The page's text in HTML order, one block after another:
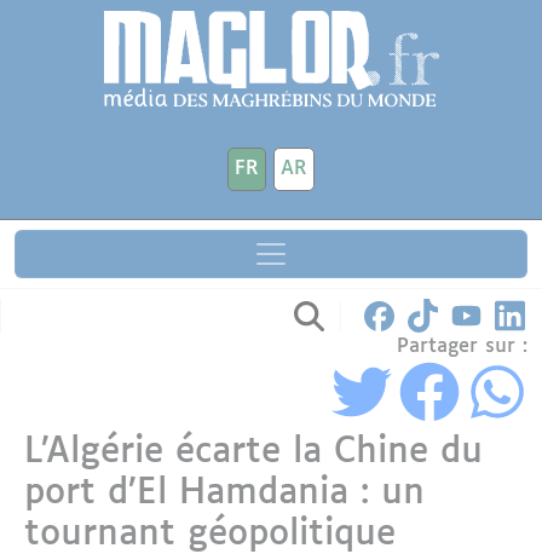
Aller au contenu principal
FR AR
Partager sur :
L’Algérie écarte la Chine du
port d’El Hamdania : un
tournant géopolitique
Panneau de gestion des cookies